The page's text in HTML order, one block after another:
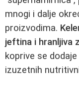
mnogi i dalje
proizvodima.
jeftina i hranljiva
koprive se
izuzetnih